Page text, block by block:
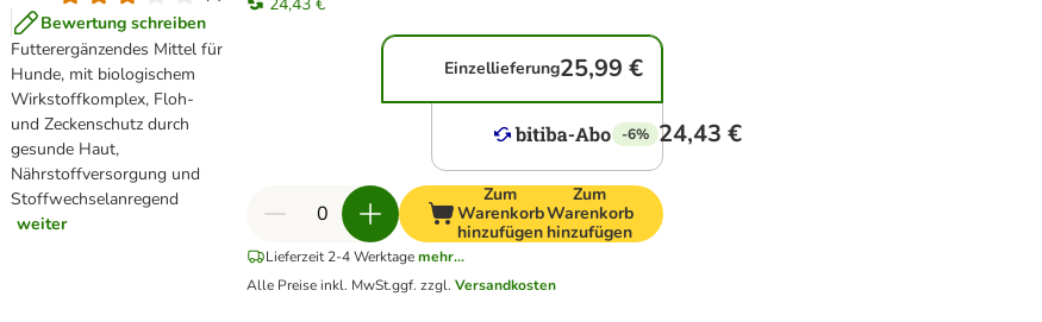
Bewertung schreiben
Futterergänzendes Mittel für
Hunde, mit biologischem
Wirkstoffkomplex, Floh-
und Zeckenschutz durch
gesunde Haut,
Nährstoffversorgung und
Stoffwechselanregend
weiter
Einzellieferung25,99 €
-6% 24,43 €
Zum
Warenkorb
hinzufügen
Zum
Warenkorb
hinzufügen
Lieferzeit 2-4 Werktage mehr...
Alle Preise inkl. MwSt.ggf. zzgl. Versandkosten